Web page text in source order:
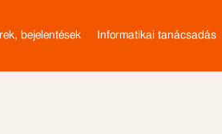
HIVATKOZÁSOK
bejelentések Informatikai tanácsadás